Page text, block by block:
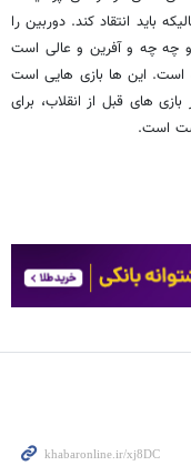
باید انتقاد کند. دوربین را
چه چه و آفرین و عالی است
است. این ها بازی هایی است
های قبل از انقلاب، برای
است.